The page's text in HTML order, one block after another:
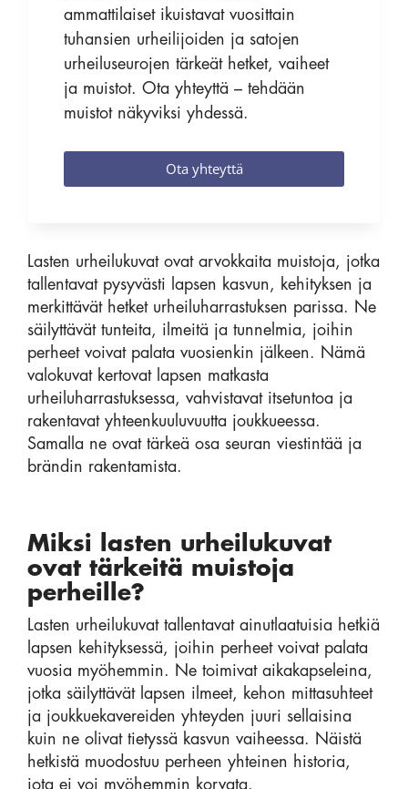
Lasten urheilukuvat ovat arvokkaita muistoja, jotka
tallentavat pysyvästi lapsen kasvun, kehityksen ja
merkittävät hetket urheiluharrastuksen parissa. Ne
säilyttävät tunteita, ilmeitä ja tunnelmia, joihin
perheet voivat palata vuosienkin jälkeen. Nämä
valokuvat kertovat lapsen matkasta
urheiluharrastuksessa, vahvistavat itsetuntoa ja
rakentavat yhteenkuuluvuutta joukkueessa.
Samalla ne ovat tärkeä osa seuran viestintää ja
brändin rakentamista.
Miksi lasten urheilukuvat
ovat tärkeitä muistoja
perheille?
Lasten urheilukuvat tallentavat ainutlaatuisia hetkiä
lapsen kehityksessä, joihin perheet voivat palata
vuosia myöhemmin. Ne toimivat aikakapseleina,
jotka säilyttävät lapsen ilmeet, kehon mittasuhteet
ja joukkuekavereiden yhteyden juuri sellaisina
kuin ne olivat tietyssä kasvun vaiheessa. Näistä
hetkistä muodostuu perheen yhteinen historia,
jota ei voi myöhemmin korvata.
ammattilaiset ikuistavat vuosittain
tuhansien urheilijoiden ja satojen
urheiluseurojen tärkeät hetket, vaiheet
ja muistot. Ota yhteyttä – tehdään
muistot näkyviksi yhdessä.
Ota yhteyttä